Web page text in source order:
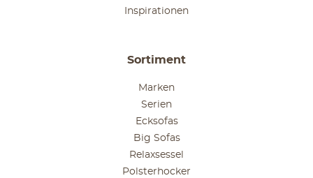
Inspirationen
Sortiment
Marken
Serien
Ecksofas
Big Sofas
Relaxsessel
Polsterhocker